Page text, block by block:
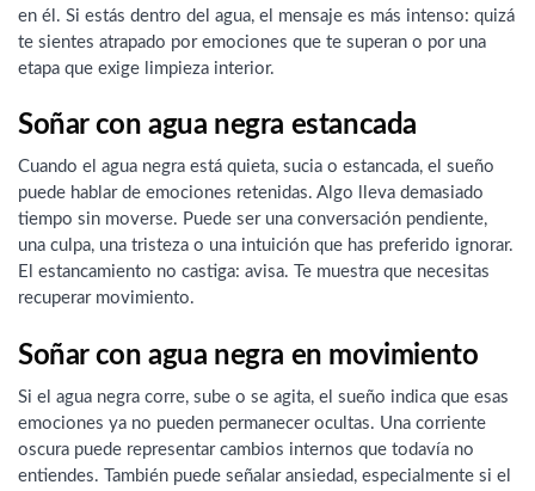
en él. Si estás dentro del agua, el mensaje es más intenso: quizá
te sientes atrapado por emociones que te superan o por una
etapa que exige limpieza interior.
Soñar con agua negra estancada
Cuando el agua negra está quieta, sucia o estancada, el sueño
puede hablar de emociones retenidas. Algo lleva demasiado
tiempo sin moverse. Puede ser una conversación pendiente,
una culpa, una tristeza o una intuición que has preferido ignorar.
El estancamiento no castiga: avisa. Te muestra que necesitas
recuperar movimiento.
Soñar con agua negra en movimiento
Si el agua negra corre, sube o se agita, el sueño indica que esas
emociones ya no pueden permanecer ocultas. Una corriente
oscura puede representar cambios internos que todavía no
entiendes. También puede señalar ansiedad, especialmente si el